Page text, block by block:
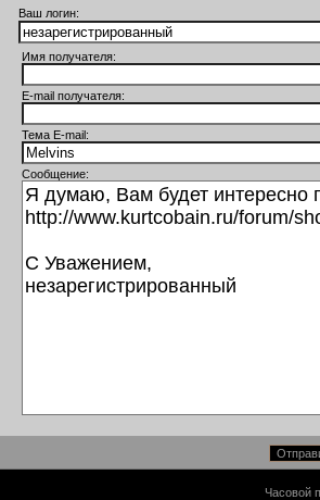
Ваш логин:
Имя получателя:
E-mail получателя:
Тема E-mail:
Сообщение:
Часовой